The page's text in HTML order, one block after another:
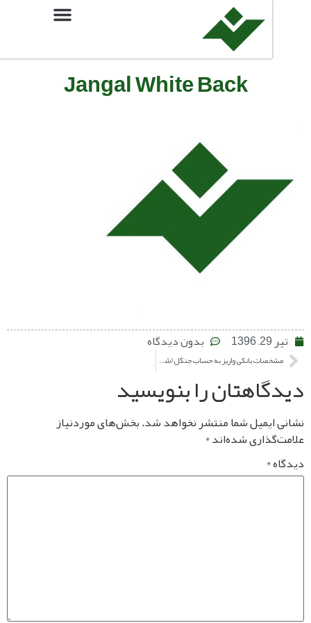
Jangal White Back
بدون دیدگاه
مشخصات بانکی واریز به حساب جنگل (شماره کارت ۱۶ رقمی)
را بنویسید
شما منتشر نخواهد شد.بخش‌های موردنیاز
شده‌اند*